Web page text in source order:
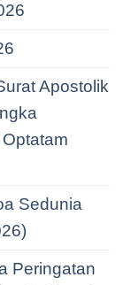
Apostolik
Sedunia
Peringatan